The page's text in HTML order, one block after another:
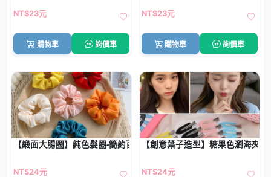
NT$23元
購物車 詢價車
NT$23元
購物車 詢價車
【緞面大腸圈】純色髮圈-簡約百搭髮束
NT$24元
【創意葉子造型】糖果色瀏海夾 -
NT$24元